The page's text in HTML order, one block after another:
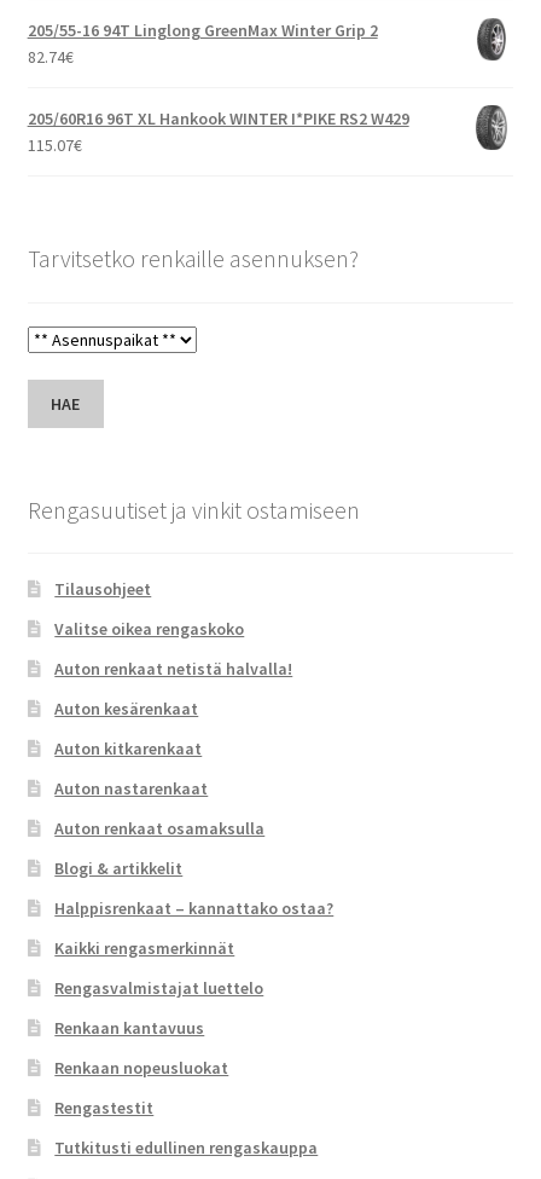
205/55-16 94T Linglong GreenMax Winter Grip 2
82.74€
205/60R16 96T XL Hankook WINTER I*PIKE RS2 W429
115.07€
Tarvitsetko renkaille asennuksen?
HAE
Rengasuutiset ja vinkit ostamiseen
Tilausohjeet
Valitse oikea rengaskoko
Auton renkaat netistä halvalla!
Auton kesärenkaat
Auton kitkarenkaat
Auton nastarenkaat
Auton renkaat osamaksulla
Blogi & artikkelit
Halppisrenkaat – kannattako ostaa?
Kaikki rengasmerkinnät
Rengasvalmistajat luettelo
Renkaan kantavuus
Renkaan nopeusluokat
Rengastestit
Tutkitusti edullinen rengaskauppa